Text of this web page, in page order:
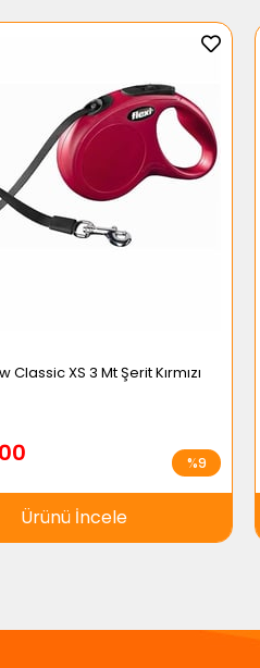
Classic XS 3 Mt Şerit Kırmızı
Ürünü İncele
%9